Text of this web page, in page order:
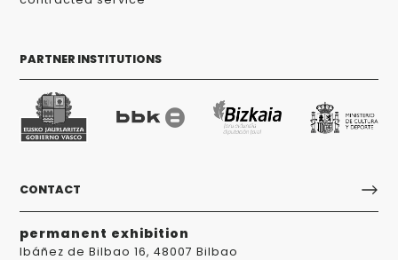
PARTNER INSTITUTIONS
CONTACT
permanent exhibition
Ibáñez de Bilbao 16, 48007 Bilbao